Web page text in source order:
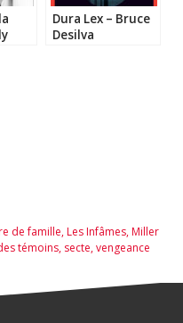
Dura Lex – Bruce
Desilva
de famille,Les Infâmes,Miller
témoins, secte,vengeance